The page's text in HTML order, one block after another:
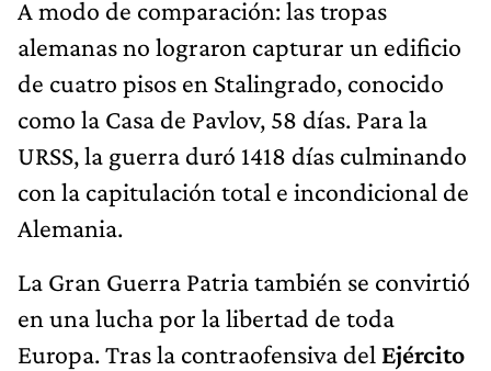
A modo de comparación: las tropas
alemanas no lograron capturar un edificio
de cuatro pisos en Stalingrado, conocido
como la Casa de Pavlov, 58 días. Para la
URSS, la guerra duró 1418 días culminando
con la capitulación total e incondicional de
Alemania.
La Gran Guerra Patria también se convirtió
en una lucha por la libertad de toda
Europa. Tras la contraofensiva del Ejército